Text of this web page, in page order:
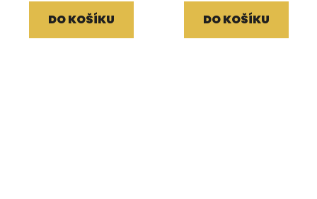
DO KOŠÍKU DO KOŠÍKU